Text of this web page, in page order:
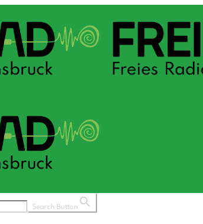
Search Button